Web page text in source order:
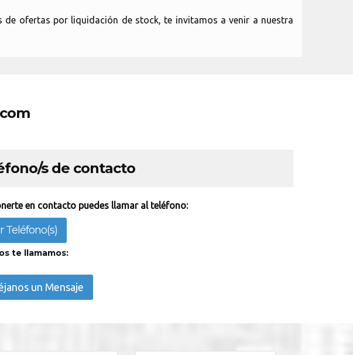
ofertas por liquidación de stock, te invitamos a venir a nuestra
s de contacto
en contacto puedes llamar al teléfono:
Teléfono(s)
te llamamos:
un Mensaje